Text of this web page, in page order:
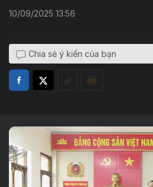
10/09/2025 13:56
Chia sẻ ý kiến của bạn